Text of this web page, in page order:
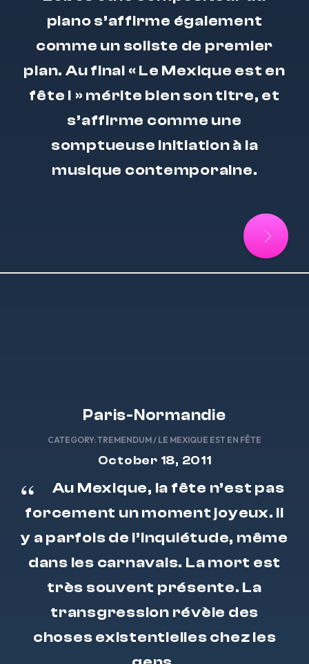
piano s’affirme également
comme un soliste de premier
plan. Au final « Le Mexique est en
fête ! » mérite bien son titre, et
s’affirme comme une
somptueuse initiation à la
musique contemporaine.
Paris-Normandie
CATEGORY:TREMENDUM / LE MEXIQUE EST EN FÊTE
October 18, 2011
Au Mexique, la fête n’est pas
forcement un moment joyeux. Il
y a parfois de l’inquiétude, même
dans les carnavals. La mort est
très souvent présente. La
transgression révèle des
choses existentielles chez les